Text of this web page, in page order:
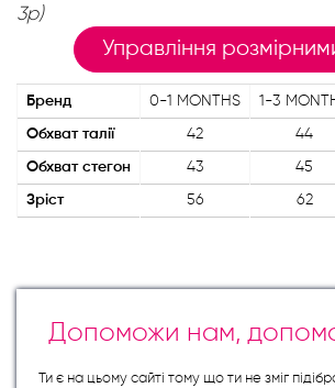
3р)
Управління
Бренд 0-1 MONTHS 1-3
Обхват талії 42 44
Обхват стегон 43 45
Зріст 56 62
Допоможи нам,
Ти є на цьому сайті тому що ти не зміг